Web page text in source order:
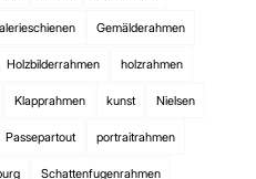
Gemälderahmen
Holzbilderrahmen holzrahmen
Klapprahmen kunst Nielsen
Passepartout portraitrahmen
Schattenfugenrahmen